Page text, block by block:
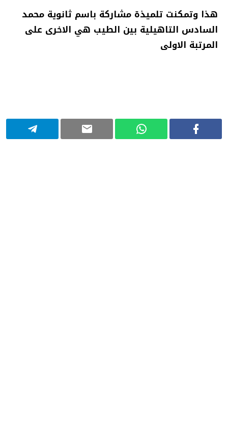
هذا وتمكنت تلميذة مشاركة باسم ثانوية محمد
السادس التاهيلية بين الطيب هي الاخرى على
المرتبة الاولى